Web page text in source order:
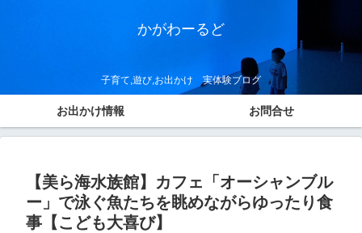
かがわーるど
子育て,遊び,お出かけ 実体験ブログ
お出かけ情報 お問合せ
【美ら海水族館】カフェ「オーシャンブル
ー」で泳ぐ魚たちを眺めながらゆったり食
事【こども大喜び】